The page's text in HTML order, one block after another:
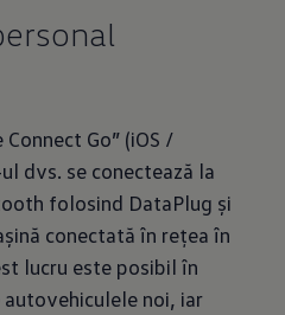
Go” (iOS /
dvs. se conectează la
folosind DataPlug și
conectată în rețea în
lucru este posibil în
noi, iar